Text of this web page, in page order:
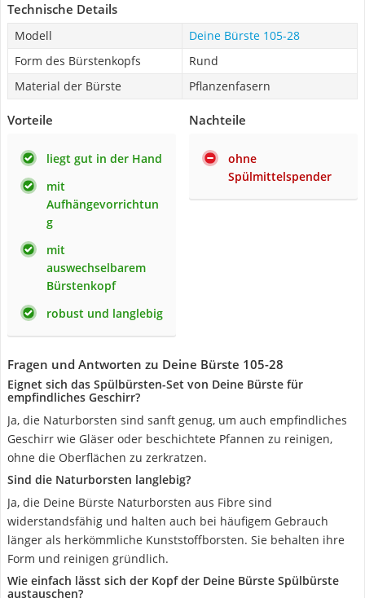
Technische Details
Modell
Deine Bürste 105-28
Form des Bürstenkopfs
Rund
Material der Bürste
Pflanzenfasern
Vorteile
liegt gut in der Hand
mit
Aufhängevorrichtun
g
mit
auswechselbarem
Bürstenkopf
robust und langlebig
Nachteile
ohne
Spülmittelspender
Fragen und Antworten zu Deine Bürste 105-28
Eignet sich das Spülbürsten-Set von Deine Bürste für
empfindliches Geschirr?
Ja, die Naturborsten sind sanft genug, um auch empfindliches
Geschirr wie Gläser oder beschichtete Pfannen zu reinigen,
ohne die Oberflächen zu zerkratzen.
Sind die Naturborsten langlebig?
Ja, die Deine Bürste Naturborsten aus Fibre sind
widerstandsfähig und halten auch bei häufigem Gebrauch
länger als herkömmliche Kunststoffborsten. Sie behalten ihre
Form und reinigen gründlich.
Wie einfach lässt sich der Kopf der Deine Bürste Spülbürste
austauschen?